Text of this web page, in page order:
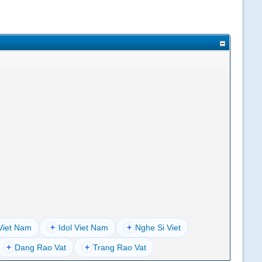
Nam + Idol Viet Nam + Nghe Si Viet
+ Dang Rao Vat + Trang Rao Vat